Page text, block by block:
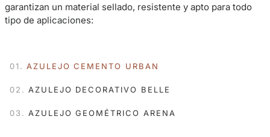
garantizan un material sellado, resistente y apto para todo
tipo de aplicaciones:
AZULEJO CEMENTO URBAN
AZULEJO DECORATIVO BELLE
AZULEJO GEOMÉTRICO ARENA